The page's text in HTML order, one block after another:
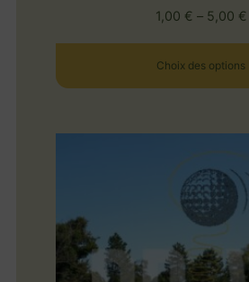
1,00 € – 5,00 €
Choix des options